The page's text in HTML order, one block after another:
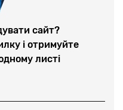
сайт?
і отримуйте
листі